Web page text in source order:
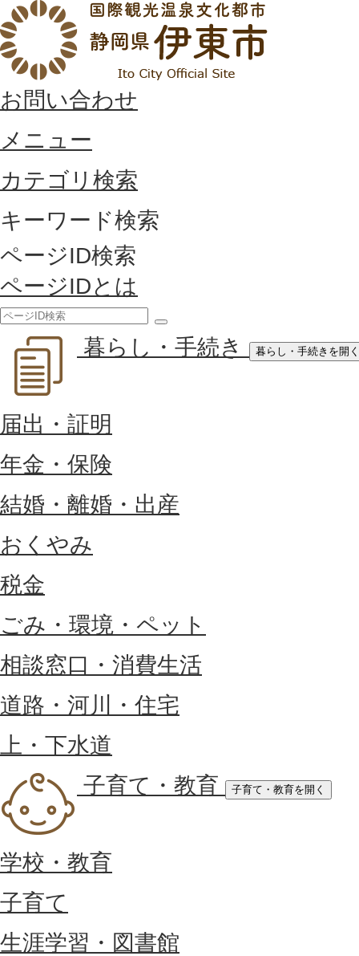
お問い合わせ
メニュー
カテゴリ検索
キーワード検索
ページID検索
ページIDとは
索
暮らし・手続き 暮らし・手続きを開く
届出・証明
年金・保険
結婚・離婚・出産
おくやみ
税金
ごみ・環境・ペット
相談窓口・消費生活
道路・河川・住宅
上・下水道
子育て・教育
子育て・教育を開く
学校・教育
子育て
生涯学習・図書館